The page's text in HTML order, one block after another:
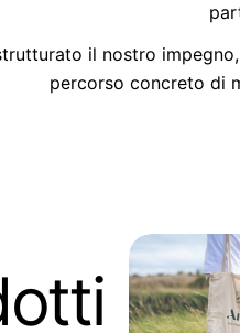
il nostro
percorso concreto di